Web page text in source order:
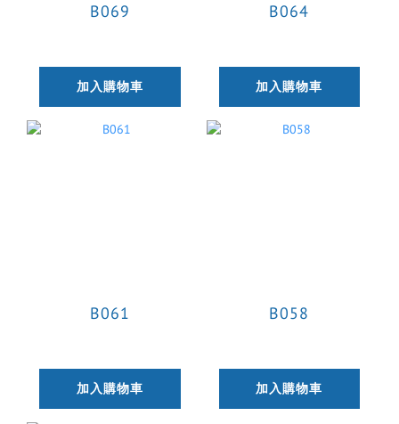
B069
加入購物車
B064
加入購物車
B061
加入購物車
B058
加入購物車